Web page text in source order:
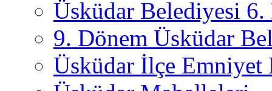
Üsküdar Belediyesi 6.
9. Dönem Üsküdar
Üsküdar İlçe